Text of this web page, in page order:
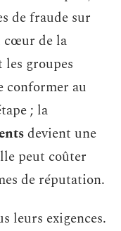
de fraude sur
cœur de la
groupes
conformer au
; la
devient une
peut coûter
de réputation.
leurs exigences.